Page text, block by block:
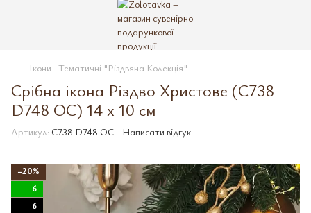
Ікони Тематичні "Різдвяна Колекція"
Срібна ікона Різдво Христове (С738
D748 OС) 14 х 10 см
Артикул: С738 D748 OС Написати відгук
−20%
6
6